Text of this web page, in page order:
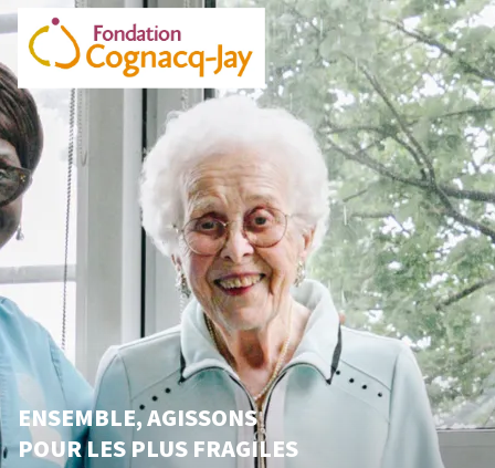
ENSEMBLE, AGISSONS
POUR LES PLUS FRAGILES